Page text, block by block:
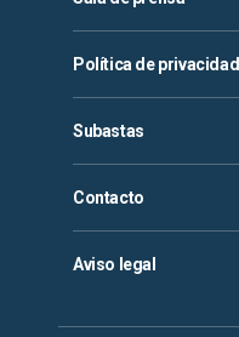
Política de privacidad
Subastas
Contacto
Aviso legal